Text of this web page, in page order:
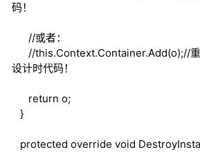
码！
//或者：
//this.Context.Container.Add(o);//
设计时代码！
return o;
}
protected override void